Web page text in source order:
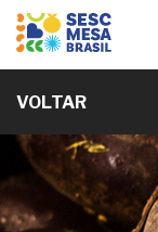
VOLTAR